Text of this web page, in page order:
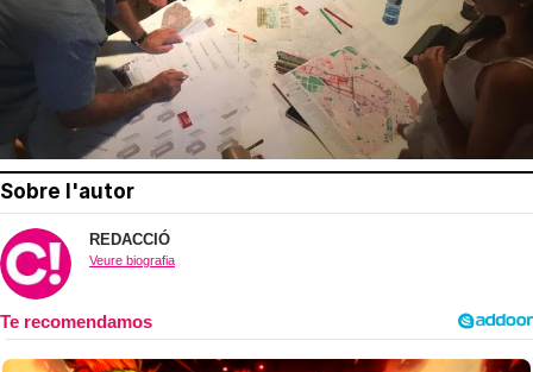
Sobre l'autor
REDACCIÓ
Veure biografia